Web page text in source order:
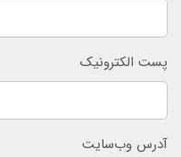
پست الکترونیک
آدرس وب‌سایت